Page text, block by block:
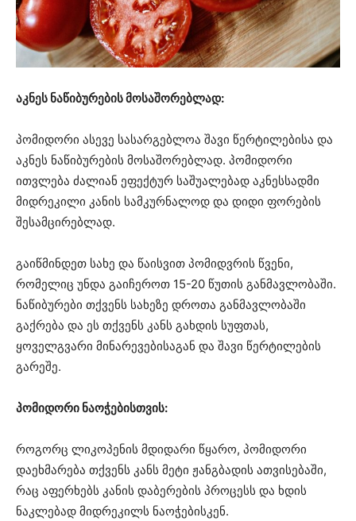
აკნეს ნაწიბურების მოსაშორებლად:
პომიდორი ასევე სასარგებლოა შავი წერტილებისა და
აკნეს ნაწიბურების მოსაშორებლად. პომიდორი
ითვლება ძალიან ეფექტურ საშუალებად აკნესსადმი
მიდრეკილი კანის სამკურნალოდ და დიდი ფორების
შესამცირებლად.
გაიწმინდეთ სახე და წაისვით პომიდვრის წვენი,
რომელიც უნდა გაიჩეროთ 15-20 წუთის განმავლობაში.
ნაწიბურები თქვენს სახეზე დროთა განმავლობაში
გაქრება და ეს თქვენს კანს გახდის სუფთას,
ყოველგვარი მინარევებისაგან და შავი წერტილების
გარეშე.
პომიდორი ნაოჭებისთვის:
როგორც ლიკოპენის მდიდარი წყარო, პომიდორი
დაეხმარება თქვენს კანს მეტი ჟანგბადის ათვისებაში,
რაც აფერხებს კანის დაბერების პროცესს და ხდის
ნაკლებად მიდრეკილს ნაოჭებისკენ.